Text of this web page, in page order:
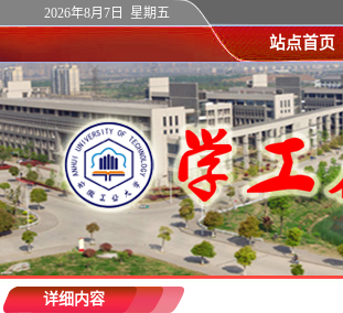
2026年8月7日 星期五
站点首页
详细内容